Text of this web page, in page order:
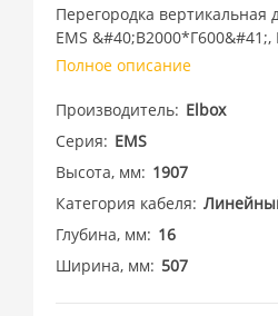
Перегородка вертикальная
EMS &#40;В2000*Г600&#41;,
Полное описание
Производитель Elbox
Серия
EMS
Высота, мм
1907
Категория кабеля
Глубина, мм
16
Ширина, мм
507